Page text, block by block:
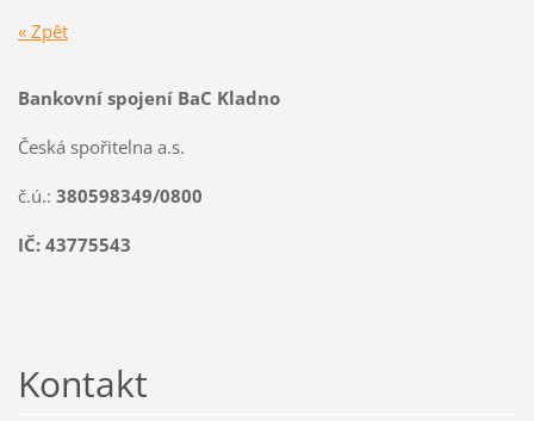
« Zpět
Bankovní spojení BaC Kladno
Česká spořitelna a.s.
č.ú.: 380598349/0800
IČ: 43775543
Kontakt